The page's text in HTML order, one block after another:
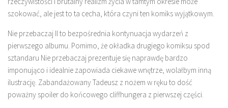
szokować, ale jest to ta cecha, która czyni ten komiks wyjątkowym.
Nie przebaczaj II to bezpośrednia kontynuacja wydarzeń z
pierwszego albumu. Pomimo, że okładka drugiego komiksu spod
sztandaru Nie przebaczaj prezentuje się naprawdę bardzo
imponująco i idealnie zapowiada ciekawe wnętrze, wolałbym inną
ilustrację. Zabandażowany Tadeusz z nożem w ręku to dość
poważny spoiler do końcowego cliffhungera z pierwszej części.